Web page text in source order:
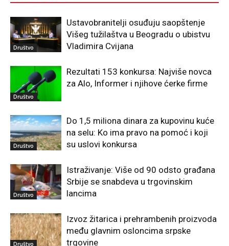
Društvo
Ustavobranitelji osuđuju saopštenje
Višeg tužilaštva u Beogradu o ubistvu
Vladimira Cvijana
Društvo
Rezultati 153 konkursa: Najviše novca
za Alo, Informer i njihove ćerke firme
Društvo
Do 1,5 miliona dinara za kupovinu kuće
na selu: Ko ima pravo na pomoć i koji
su uslovi konkursa
Društvo
Istraživanje: Više od 90 odsto građana
Srbije se snabdeva u trgovinskim
lancima
Društvo
Izvoz žitarica i prehrambenih proizvoda
među glavnim osloncima srpske
trgovine